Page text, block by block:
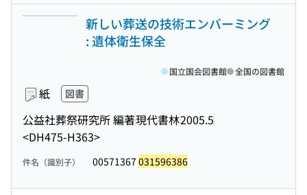
新しい葬送の技術エンバーミング
: 遺体衛生保全
紙 図書
公益社葬祭研究所 編著現代書林2005.5
<DH475-H363>
国立国会図書館 全国の図書館
件名（識別子） 00571367 031596386